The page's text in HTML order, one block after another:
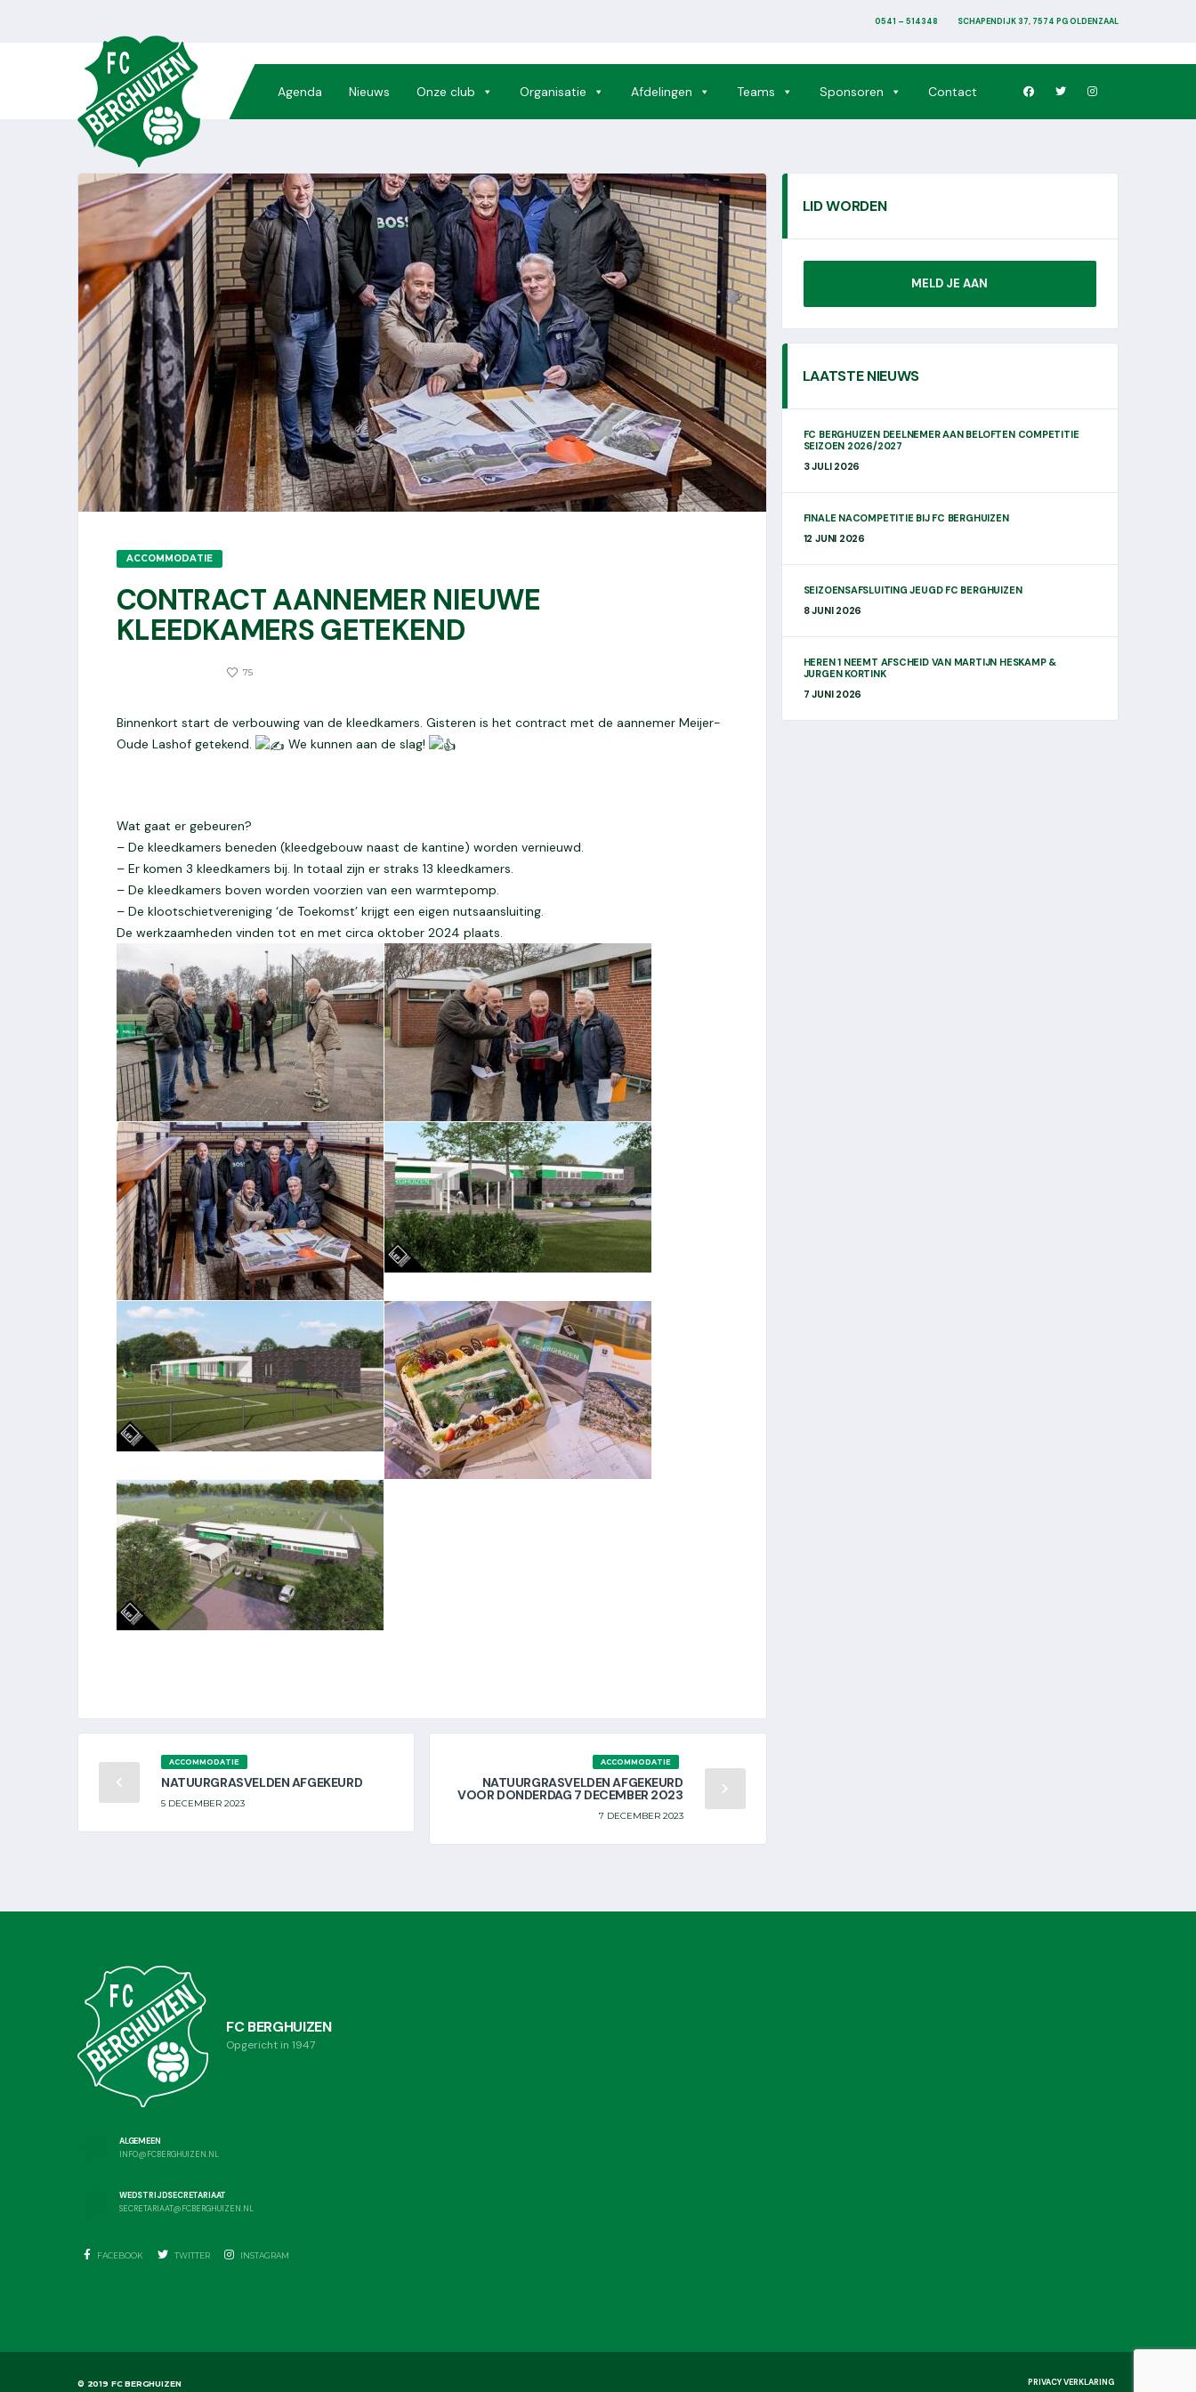
0541 – 514348 SCHAPENDIJK 37, 7574 PG OLDENZAAL
Agenda Nieuws Onze club Organisatie Afdelingen Teams Sponsoren Contact
ACCOMMODATIE
CONTRACT AANNEMER NIEUWE
KLEEDKAMERS GETEKEND
75
Binnenkort start de verbouwing van de kleedkamers. Gisteren is het contract met de aannemer Meijer-
Oude Lashof getekend.
We kunnen aan de slag!
Wat gaat er gebeuren?
– De kleedkamers beneden (kleedgebouw naast de kantine) worden vernieuwd.
– Er komen 3 kleedkamers bij. In totaal zijn er straks 13 kleedkamers.
– De kleedkamers boven worden voorzien van een warmtepomp.
– De klootschietvereniging ‘de Toekomst’ krijgt een eigen nutsaansluiting.
De werkzaamheden vinden tot en met circa oktober 2024 plaats.
ACCOMMODATIE
NATUURGRASVELDEN AFGEKEURD
5 DECEMBER 2023
ACCOMMODATIE
NATUURGRASVELDEN AFGEKEURD
VOOR DONDERDAG 7 DECEMBER 2023
7 DECEMBER 2023
LID WORDEN
MELD JE AAN
LAATSTE NIEUWS
FC BERGHUIZEN DEELNEMER AAN BELOFTEN COMPETITIE
SEIZOEN 2026/2027
3 JULI 2026
FINALE NACOMPETITIE BIJ FC BERGHUIZEN
12 JUNI 2026
SEIZOENSAFSLUITING JEUGD FC BERGHUIZEN
8 JUNI 2026
HEREN 1 NEEMT AFSCHEID VAN MARTIJN HESKAMP &
JURGEN KORTINK
7 JUNI 2026
FC BERGHUIZEN
Opgericht in 1947
ALGEMEEN
INFO@FCBERGHUIZEN.NL
WEDSTRIJDSECRETARIAAT
SECRETARIAAT@FCBERGHUIZEN.NL
FACEBOOK TWITTER INSTAGRAM
© 2019 FC BERGHUIZEN PRIVACY VERKLARING